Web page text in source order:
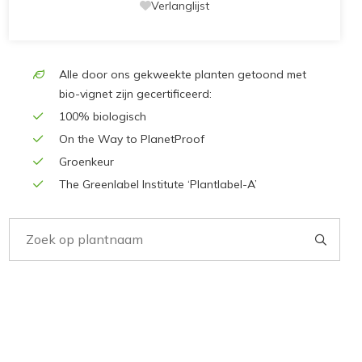
Verlanglijst
Alle door ons gekweekte planten getoond met
bio-vignet zijn gecertificeerd:
100% biologisch
On the Way to PlanetProof
Groenkeur
The Greenlabel Institute ‘Plantlabel-A’